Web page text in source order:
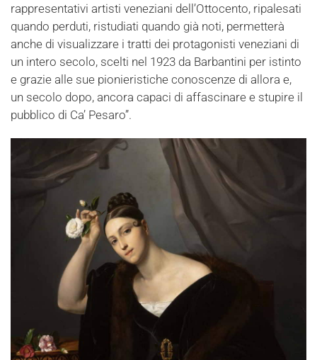
rappresentativi artisti veneziani dell’Ottocento, ripalesati
quando perduti, ristudiati quando già noti, permetterà
anche di visualizzare i tratti dei protagonisti veneziani di
un intero secolo, scelti nel 1923 da Barbantini per istinto
e grazie alle sue pionieristiche conoscenze di allora e,
un secolo dopo, ancora capaci di affascinare e stupire il
pubblico di Ca’ Pesaro”.